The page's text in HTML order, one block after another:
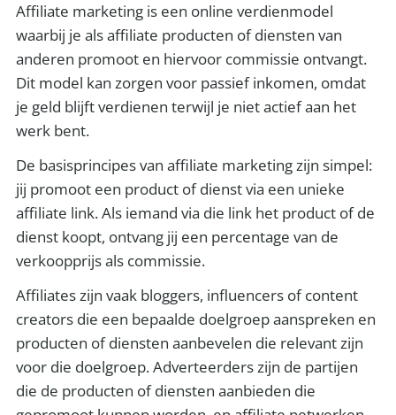
Affiliate marketing is een online verdienmodel
waarbij je als affiliate producten of diensten van
anderen promoot en hiervoor commissie ontvangt.
Dit model kan zorgen voor passief inkomen, omdat
je geld blijft verdienen terwijl je niet actief aan het
werk bent.
De basisprincipes van affiliate marketing zijn simpel:
jij promoot een product of dienst via een unieke
affiliate link. Als iemand via die link het product of de
dienst koopt, ontvang jij een percentage van de
verkoopprijs als commissie.
Affiliates zijn vaak bloggers, influencers of content
creators die een bepaalde doelgroep aanspreken en
producten of diensten aanbevelen die relevant zijn
voor die doelgroep. Adverteerders zijn de partijen
die de producten of diensten aanbieden die